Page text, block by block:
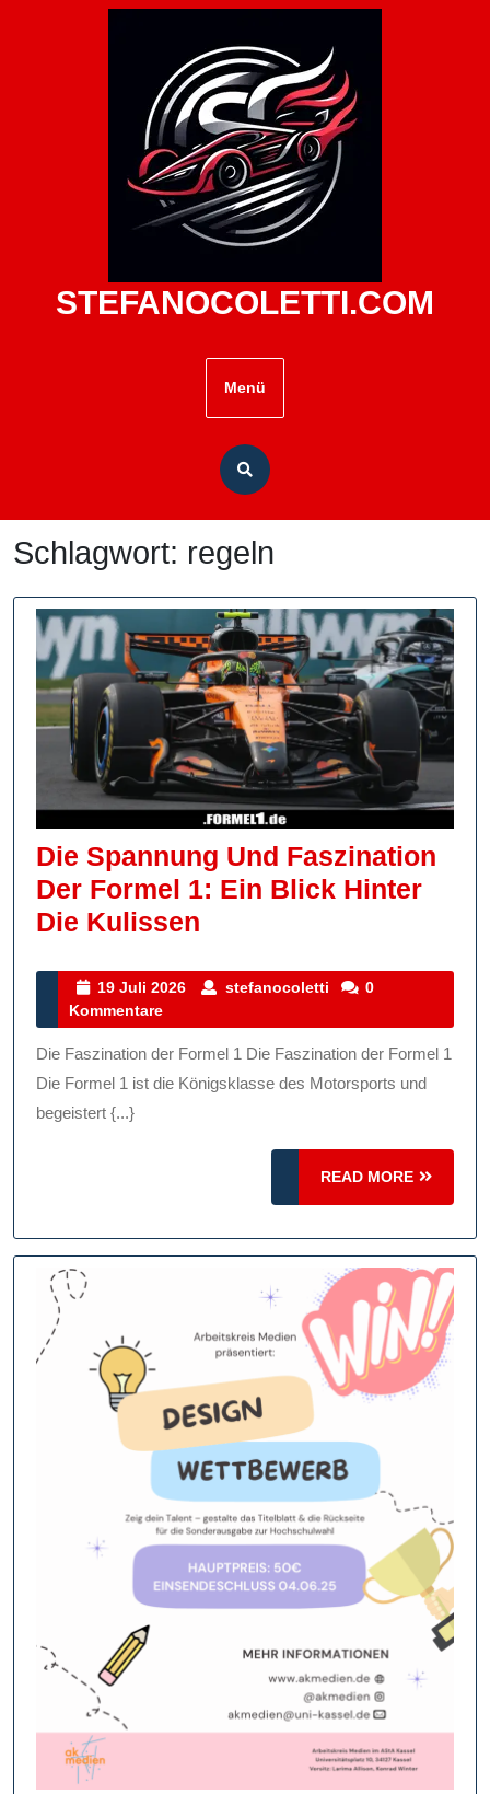
STEFANOCOLETTI.COM
Menü
Schlagwort: regeln
Die Spannung Und Faszination
Der Formel 1: Ein Blick Hinter
Die Kulissen
Und
Der
Formel
Die
Kulissen
19 Juli 2026
19
2026
stefanocoletti stefanocoletti
0
Kommentare
Die Faszination der Formel 1 Die Faszination der Formel 1
Die Formel 1 ist die Königsklasse des Motorsports und
begeistert {...}
READ MORE
READ
MORE